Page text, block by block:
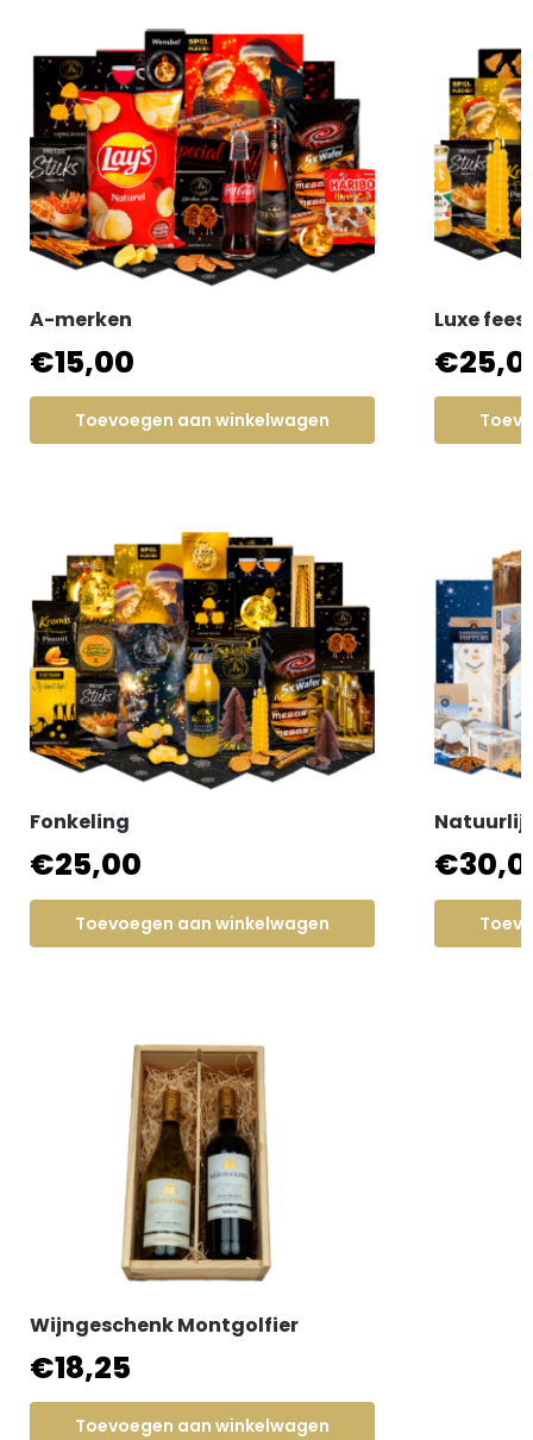
A-merken
€15,00
Toevoegen aan winkelwagen
Luxe
€
Fonkeling
€25,00
Toevoegen aan winkelwagen
€
Wijngeschenk Montgolfier
€18,25
Toevoegen aan winkelwagen